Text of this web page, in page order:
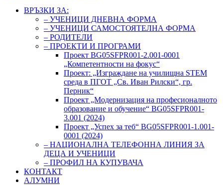
ВРЪЗКИ ЗА:
– УЧЕНИЦИ ДНЕВНА ФОРМА
– УЧЕНИЦИ САМОСТОЯТЕЛНА ФОРМА
– РОДИТЕЛИ
– ПРОЕКТИ И ПРОГРАМИ
Проект BG05SFPR001-2.001-0001
„Компетентности на фокус“
Проект: „Изграждане на училищна STEM
среда в ПГОТ „Св. Иван Рилски“, гр.
Перник“
Проект „Модернизация на професионалното
образование и обучение“ BG05SFPR001-
3.001 (2024)
Проект „Успех за теб“ BG05SFPR001-1.001-
0001 (2024)
– НАЦИОНАЛНА ТЕЛЕФОННА ЛИНИЯ ЗА
ДЕЦА И УЧЕНИЦИ
– ПРОФИЛ НА КУПУВАЧА
КОНТАКТ
АЛУМНИ